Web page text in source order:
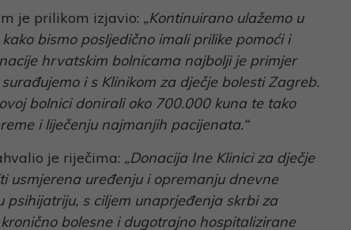
je prilikom izjavio: „Kontinuirano ulažemo u
bismo posljedično imali prilike pomoći i
hrvatskim bolnicama najbolji je primjer
i s Klinikom za dječje bolesti Zagreb.
bolnici donirali oko 700.000 kuna te tako
i liječenju najmanjih pacijenata.“
je riječima: „Donacija Ine Klinici za dječje
usmjerena uređenju i opremanju dnevne
psihijatriju, s ciljem unaprjeđenja skrbi za
bolesne i dugotrajno hospitalizirane